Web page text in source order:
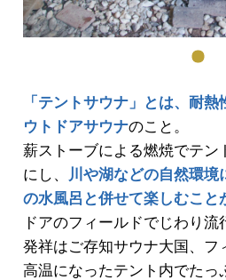
「テントサウナ」とは、耐熱
ウトドアサウナのこと。
薪ストーブによる燃焼でテン
にし、
川や湖などの自然環境
の水風呂と併せて楽しむこと
ドアのフィールドでじわり流
発祥はご存知サウナ大国、フ
高温になったテント内でたっ